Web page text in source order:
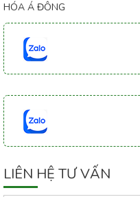
HÓA Á ĐÔNG
LIÊN HỆ TƯ VẤN